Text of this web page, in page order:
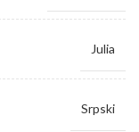
Julia
Srpski